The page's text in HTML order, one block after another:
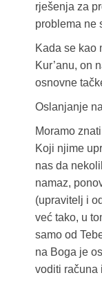
rješenja za
problema ne
Kada se kao
Kur’anu, on
osnovne
Oslanjanje
Moramo
Koji njime
nas da
namaz,
(upravitelj i
već tako, u
samo od
na Boga je
voditi računa